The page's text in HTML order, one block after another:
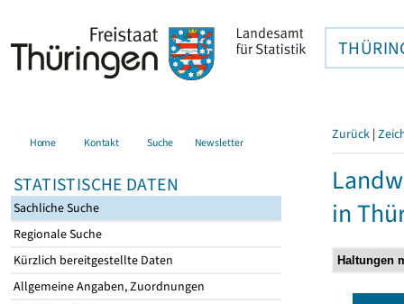
Home Kontakt Suche Newsletter
STATISTISCHE DATEN
Sachliche Suche
Regionale Suche
Kürzlich bereitgestellte Daten
Allgemeine Angaben, Zuordnungen
Zurück |
in